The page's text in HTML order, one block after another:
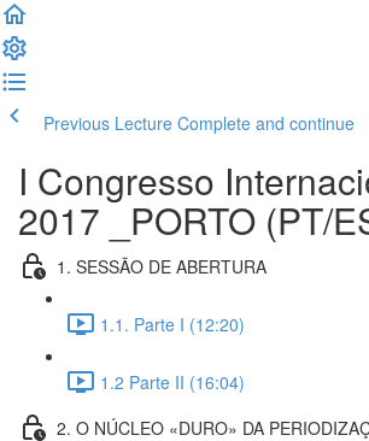
Previous Lecture Complete and continue
I Congresso
2017 _PORTO (PT/
1. SESSÃO DE ABERTURA
1.1. Parte I (12:20)
1.2 Parte II (16:04)
2. O NÚCLEO «DURO» DA